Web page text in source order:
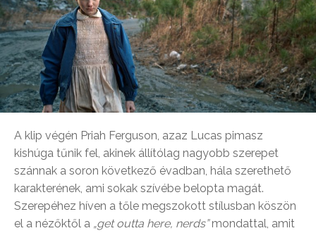
A klip végén Priah Ferguson, azaz Lucas pimasz
kishúga tűnik fel, akinek állítólag nagyobb szerepet
szánnak a soron következő évadban, hála szerethető
karakterének, ami sokak szívébe belopta magát.
Szerepéhez híven a tőle megszokott stílusban köszön
el a nézőktől a „get outta here, nerds”mondattal, amit